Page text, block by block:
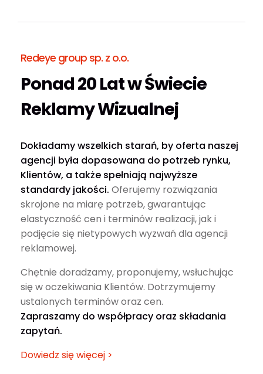
Redeye group sp. z o.o.
Ponad 20 Lat w Świecie
Reklamy Wizualnej
Dokładamy wszelkich starań, by oferta naszej
agencji była dopasowana do potrzeb rynku,
Klientów, a także spełniają najwyższe
standardy jakości. Oferujemy rozwiązania
skrojone na miarę potrzeb, gwarantując
elastyczność cen i terminów realizacji, jak i
podjęcie się nietypowych wyzwań dla agencji
reklamowej.
Chętnie doradzamy, proponujemy, wsłuchując
się w oczekiwania Klientów. Dotrzymujemy
ustalonych terminów oraz cen.
Zapraszamy do współpracy oraz składania
zapytań.
Dowiedz się więcej >